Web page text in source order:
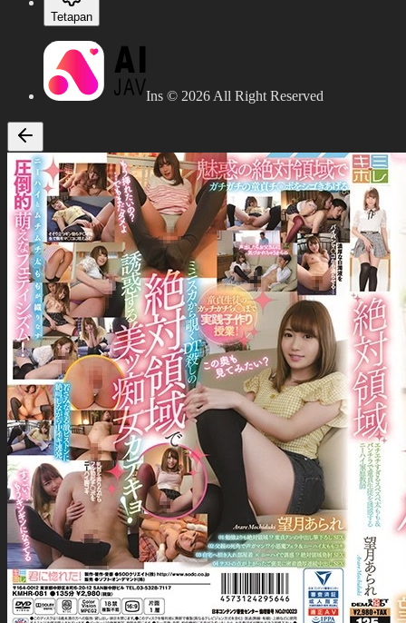
Tetapan
Ins © 2026 All Right Reserved